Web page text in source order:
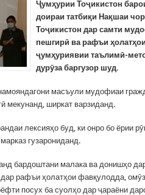
Ҷумҳурии Тоҷикистон
доираи татбиқи Нақшаи
Тоҷикистон дар самти
пешгирӣ ва рафъи
ҷумҳуриявии таълимӣ-
дурӯза баргузор шуд.
масъули мудофиаи
мекунанд, ширкат варзиданд.
лексияҳо буд, ки онро бо ёрии
гузарониданд.
бардоштани малака ва донишҳо
рафъи ҳолатҳои фавқулодда,
посух ба суолҳо дар ҷараёни